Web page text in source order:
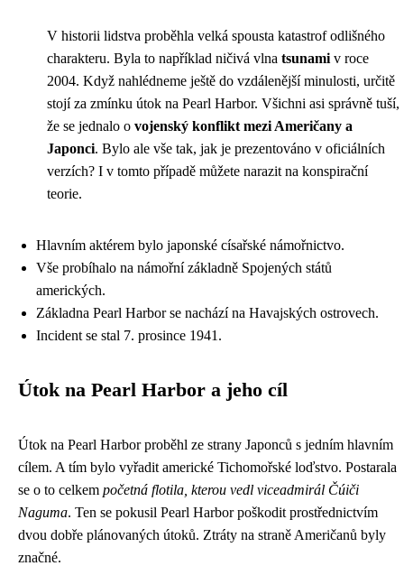
V historii lidstva proběhla velká spousta katastrof odlišného
charakteru. Byla to například ničivá vlna tsunami v roce
2004. Když nahlédneme ještě do vzdálenější minulosti, určitě
stojí za zmínku útok na Pearl Harbor. Všichni asi správně tuší,
že se jednalo o vojenský konflikt mezi Američany a
Japonci. Bylo ale vše tak, jak je prezentováno v oficiálních
verzích? I v tomto případě můžete narazit na konspirační
teorie.
Hlavním aktérem bylo japonské císařské námořnictvo.
Vše probíhalo na námořní základně Spojených států
amerických.
Základna Pearl Harbor se nachází na Havajských ostrovech.
Incident se stal 7. prosince 1941.
Útok na Pearl Harbor a jeho cíl
Útok na Pearl Harbor proběhl ze strany Japonců s jedním hlavním
cílem. A tím bylo vyřadit americké Tichomořské loďstvo. Postarala
se o to celkem početná flotila, kterou vedl viceadmirál Čúiči
Naguma. Ten se pokusil Pearl Harbor poškodit prostřednictvím
dvou dobře plánovaných útoků. Ztráty na straně Američanů byly
značné.